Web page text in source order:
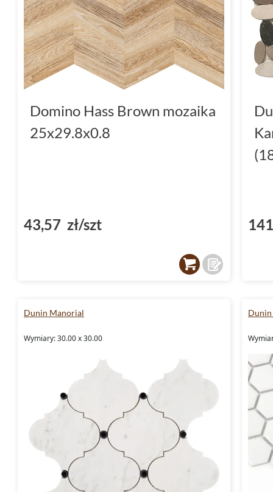
Domino Hass Brown mozaika
25x29.8x0.8
43,57 zł/szt
Dunin Manorial
Wymiary: 30.00 x 30.00
Dunin